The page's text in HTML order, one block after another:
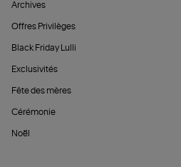
Archives
Offres Privilèges
Black Friday Lulli
Exclusivités
Fête des mères
Cérémonie
Noël